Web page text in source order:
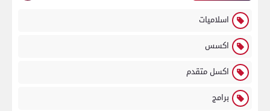
اسلاميات
اكسس
اكسل متقدم
برامج